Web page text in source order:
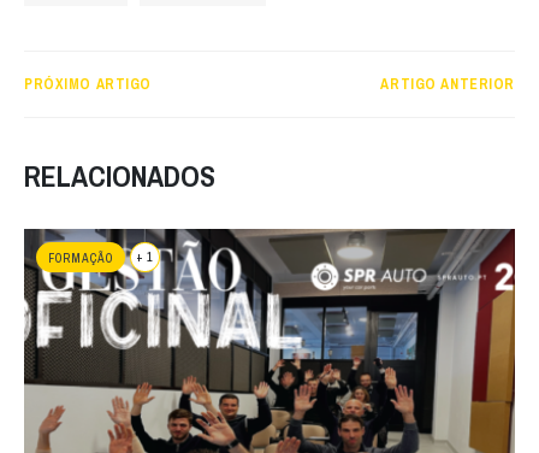
PRÓXIMO ARTIGO ARTIGO ANTERIOR
RELACIONADOS
FORMAÇÃO + 1